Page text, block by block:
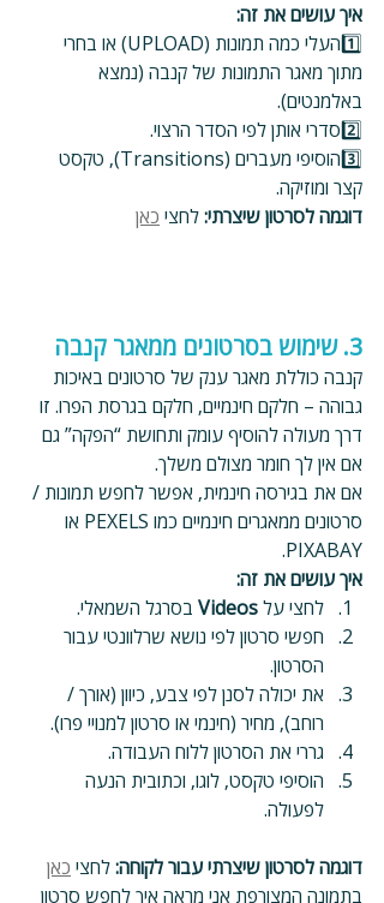
איך עושים את זה:
1️⃣העלי כמה תמונות (UPLOAD) או בחרי
מתוך מאגר התמונות של קנבה (נמצא
באלמנטים).
2️⃣סדרי אותן לפי הסדר הרצוי.
3️⃣הוסיפי מעברים (Transitions), טקסט
קצר ומוזיקה.
דוגמה לסרטון שיצרתי: לחצי כאן
3. שימוש בסרטונים ממאגר קנבה
קנבה כוללת מאגר ענק של סרטונים באיכות
גבוהה – חלקם חינמיים, חלקם בגרסת הפרו. זו
דרך מעולה להוסיף עומק ותחושת “הפקה” גם
אם אין לך חומר מצולם משלך.
אם את בגירסה חינמית, אפשר לחפש תמונות /
סרטונים ממאגרים חינמיים כמו PEXELS או
PIXABAY.
איך עושים את זה:
לחצי על Videos בסרגל השמאלי.
חפשי סרטון לפי נושא שרלוונטי עבור
הסרטון.
את יכולה לסנן לפי צבע, כיוון (אורך /
רוחב), מחיר (חינמי או סרטון למנויי פרו).
גררי את הסרטון ללוח העבודה.
הוסיפי טקסט, לוגו, וכתובית הנעה
לפעולה.
דוגמה לסרטון שיצרתי עבור לקוחה: לחצי כאן
בתמונה המצורפת אני מראה איך לחפש סרטון